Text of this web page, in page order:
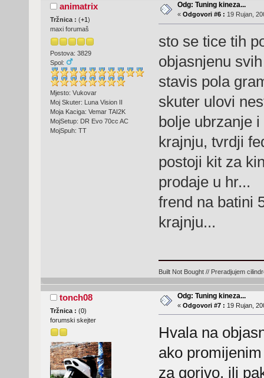
animatrix
Tržnica : (+1 )
maxi forumaš
Postova: 3829
Spol:
Mjesto: Vukovar
Moj Skuter: Luna Vision II
Moja Kaciga: Vemar TAI2K
MojSetup: DR Evo 70cc AC
MojSpuh: TT
Odg: Tuning kineza...
« Odgovori #6 : 19 Rujan,
sto se tice tih
objasnjenu
stavis pola
skuter ulovi
bolje ubrzanje
krajnju, tvrdji
postoji kit za
prodaje u hr...
frend na batini
krajnju...
Built Not Bought // Preradjujem
tonch08
Tržnica : (0)
forumski skejter
Odg: Tuning kineza...
« Odgovori #7 : 19 Rujan,
Hvala na
ako
za gorivo, ili